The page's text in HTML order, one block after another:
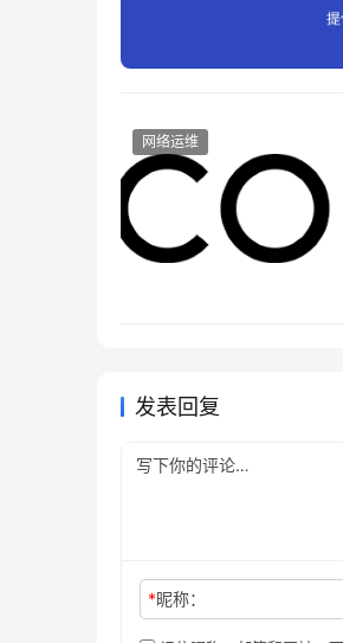
7、在IIS管理器里，
网络运维
发表回复
*昵称：